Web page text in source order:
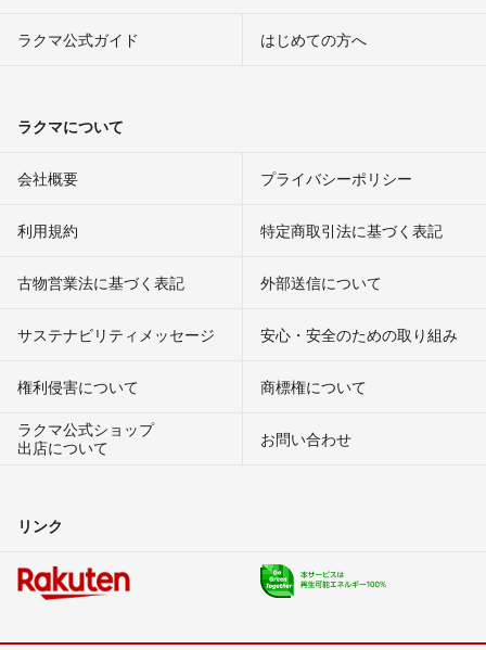
ラクマ公式ガイド はじめての方へ
ラクマについて
会社概要 プライバシーポリシー
利用規約 特定商取引法に基づく表記
古物営業法に基づく表記 外部送信について
サステナビリティメッセージ 安心・安全のための取り組み
権利侵害について
商標権について
ラクマ公式ショップ
出店について
お問い合わせ
リンク